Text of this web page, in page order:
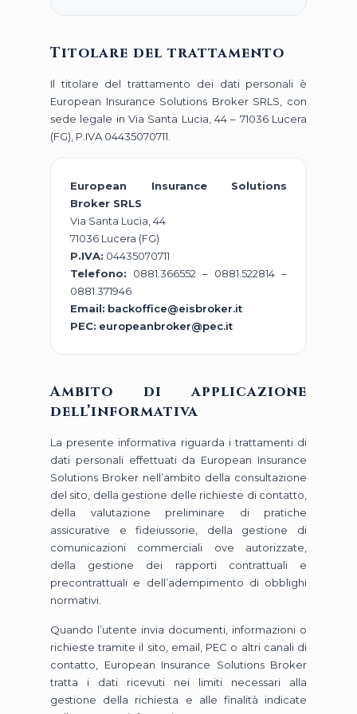
Titolare del trattamento
Il titolare del trattamento dei dati personali è
European Insurance Solutions Broker SRLS, con
sede legale in Via Santa Lucia, 44 – 71036 Lucera
(FG), P.IVA 04435070711.
European Insurance Solutions
Broker SRLS
Via Santa Lucia, 44
71036 Lucera (FG)
P.IVA: 04435070711
Telefono: 0881.366552 – 0881.522814 –
0881.371946
Email: backoffice@eisbroker.it
PEC: europeanbroker@pec.it
Ambito di applicazione
dell’informativa
La presente informativa riguarda i trattamenti di
dati personali effettuati da European Insurance
Solutions Broker nell’ambito della consultazione
del sito, della gestione delle richieste di contatto,
della valutazione preliminare di pratiche
assicurative e fideiussorie, della gestione di
comunicazioni commerciali ove autorizzate,
della gestione dei rapporti contrattuali e
precontrattuali e dell’adempimento di obblighi
normativi.
Quando l’utente invia documenti, informazioni o
richieste tramite il sito, email, PEC o altri canali di
contatto, European Insurance Solutions Broker
tratta i dati ricevuti nei limiti necessari alla
gestione della richiesta e alle finalità indicate